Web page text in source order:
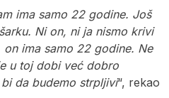
ima samo 22 godine. Još
Ni on, ni ja nismo krivi
ima samo 22 godine. Ne
u toj dobi već dobro
da budemo strpljivi“, rekao